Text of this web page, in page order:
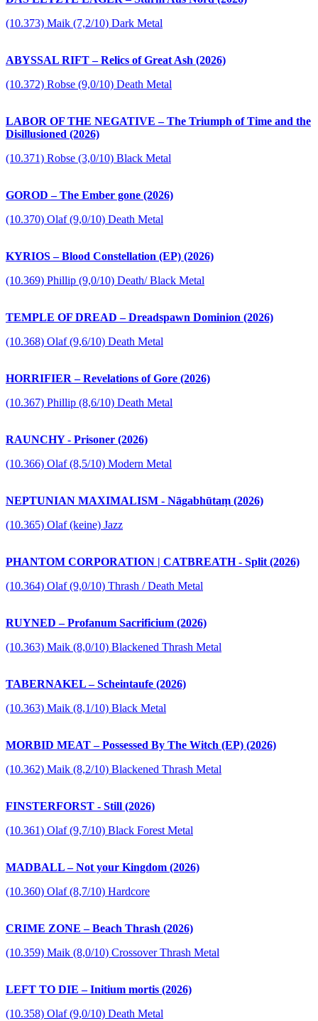
(10.373) Maik (7,2/10) Dark Metal
ABYSSAL RIFT – Relics of Great Ash (2026)
(10.372) Robse (9,0/10) Death Metal
LABOR OF THE NEGATIVE – The Triumph of Time and the
Disillusioned (2026)
(10.371) Robse (3,0/10) Black Metal
GOROD – The Ember gone (2026)
(10.370) Olaf (9,0/10) Death Metal
KYRIOS – Blood Constellation (EP) (2026)
(10.369) Phillip (9,0/10) Death/ Black Metal
TEMPLE OF DREAD – Dreadspawn Dominion (2026)
(10.368) Olaf (9,6/10) Death Metal
HORRIFIER – Revelations of Gore (2026)
(10.367) Phillip (8,6/10) Death Metal
RAUNCHY - Prisoner (2026)
(10.366) Olaf (8,5/10) Modern Metal
NEPTUNIAN MAXIMALISM - Nāgabhūtaṃ (2026)
(10.365) Olaf (keine) Jazz
PHANTOM CORPORATION | CATBREATH - Split (2026)
(10.364) Olaf (9,0/10) Thrash / Death Metal
RUYNED – Profanum Sacrificium (2026)
(10.363) Maik (8,0/10) Blackened Thrash Metal
TABERNAKEL – Scheintaufe (2026)
(10.363) Maik (8,1/10) Black Metal
MORBID MEAT – Possessed By The Witch (EP) (2026)
(10.362) Maik (8,2/10) Blackened Thrash Metal
FINSTERFORST - Still (2026)
(10.361) Olaf (9,7/10) Black Forest Metal
MADBALL – Not your Kingdom (2026)
(10.360) Olaf (8,7/10) Hardcore
CRIME ZONE – Beach Thrash (2026)
(10.359) Maik (8,0/10) Crossover Thrash Metal
LEFT TO DIE – Initium mortis (2026)
(10.358) Olaf (9,0/10) Death Metal